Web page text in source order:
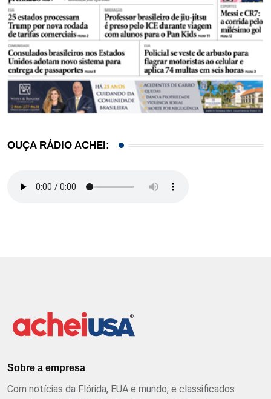
OUÇA RÁDIO ACHEI:
Sobre a empresa
Com notícias da Flórida, EUA e mundo, e classificados